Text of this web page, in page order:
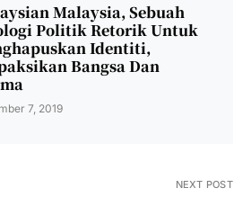
Malaysia, Sebuah
Politik Retorik Untuk
Identiti,
Bangsa Dan
7, 2019
NEXT POST